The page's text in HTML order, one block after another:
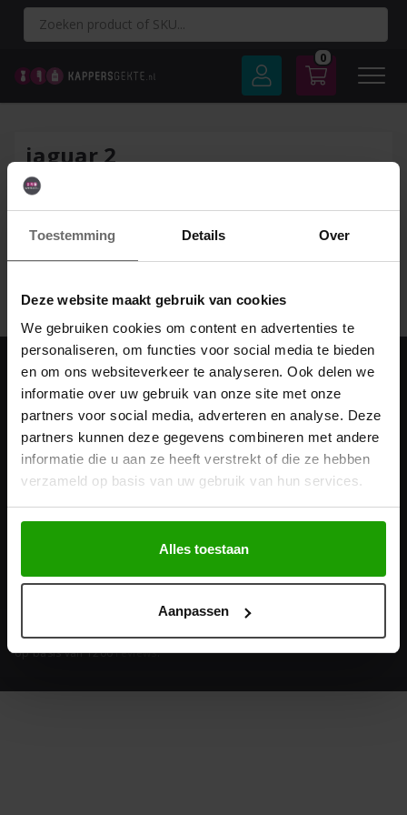
Toestemming Details Over
Deze website maakt gebruik van cookies
We gebruiken cookies om content en advertenties te
personaliseren, om functies voor social media te bieden
en om ons websiteverkeer te analyseren. Ook delen we
informatie over uw gebruik van onze site met onze
partners voor social media, adverteren en analyse. Deze
partners kunnen deze gegevens combineren met andere
informatie die u aan ze heeft verstrekt of die ze hebben
verzameld op basis van uw gebruik van hun services.
Alles toestaan
Aanpassen
Spring
0
jaguar 2
Adres & contact
Populaire categorieën
Top Merken
© Copyright - Wij scoren 9.4 van 10 sterren
op basis van 1200reviews.